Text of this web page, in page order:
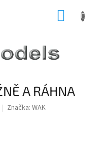
A RÁHNA
Značka: WAK